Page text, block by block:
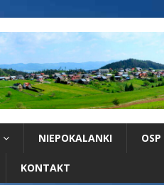
NIEPOKALANKI OSP
KONTAKT